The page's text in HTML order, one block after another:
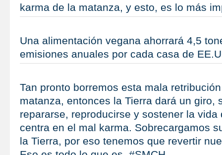
karma de la matanza, y esto, es lo más
Una alimentación vegana ahorrará 4,5
emisiones anuales por cada casa de
Tan pronto borremos esta mala
matanza, entonces la Tierra dará un giro,
repararse, reproducirse y sostener la vida
centra en el mal karma. Sobrecargamos
la Tierra, por eso tenemos que revertir